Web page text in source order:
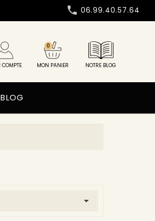
 06.99.40.57.64
COMPTE MON PANIER
0
NOTRE BLOG
BLOG
